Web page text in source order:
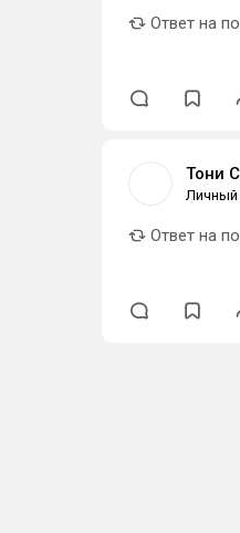
Ответ на
Тони
Ответ на